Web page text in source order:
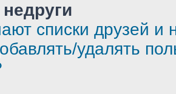
списки друзей и
удалять